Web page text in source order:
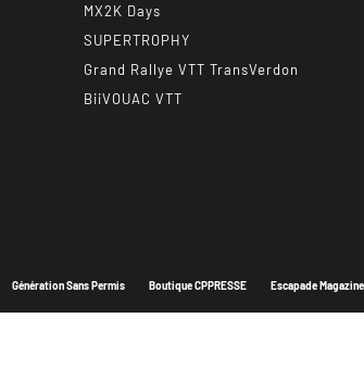
MX2K Days
SUPERTROPHY
Grand Rallye VTT TransVerdon
BiiVOUAC VTT
Génération Sans Permis Boutique CPPRESSE Escapade Magazine